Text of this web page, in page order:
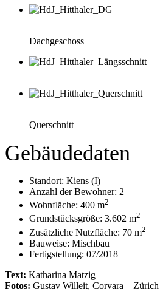
Dachgeschoss
Querschnitt
Gebäudedaten
Standort: Kiens (I)
Anzahl der Bewohner: 2
Wohnfläche: 400 m2
Grundstücksgröße: 3.602 m2
Zusätzliche Nutzfläche: 70 m2
Bauweise: Mischbau
Fertigstellung: 07/2018
Text: Katharina Matzig
Fotos: Gustav Willeit, Corvara – Zürich